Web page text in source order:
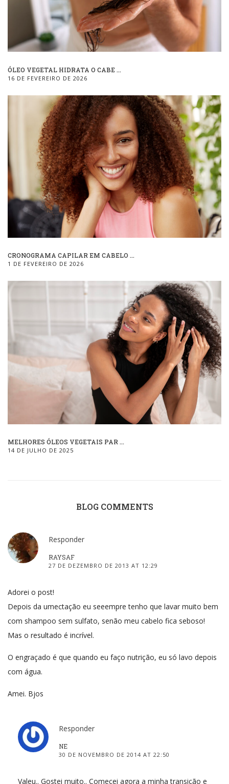
ÓLEO VEGETAL HIDRATA O CABE ...
16 DE FEVEREIRO DE 2026
CRONOGRAMA CAPILAR EM CABELO ...
1 DE FEVEREIRO DE 2026
MELHORES ÓLEOS VEGETAIS PAR ...
14 DE JULHO DE 2025
BLOG COMMENTS
Responder
RAYSAF
27 DE DEZEMBRO DE 2013 AT 12:29
Adorei o post!
Depois da umectação eu seeempre tenho que lavar muito bem
com shampoo sem sulfato, senão meu cabelo fica seboso!
Mas o resultado é incrível.
O engraçado é que quando eu faço nutrição, eu só lavo depois
com água.
Amei. Bjos
Responder
NE
30 DE NOVEMBRO DE 2014 AT 22:50
Valeu.. Gostei muito.. Comecei agora a minha transição e